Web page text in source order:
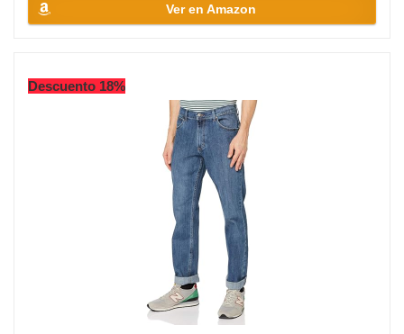
Ver en Amazon
Descuento 18%